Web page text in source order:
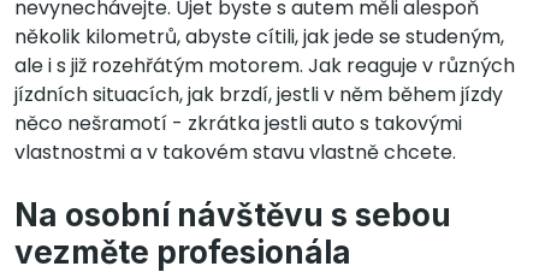
nevynechávejte. Ujet byste s autem měli alespoň
několik kilometrů, abyste cítili, jak jede se studeným,
ale i s již rozehřátým motorem. Jak reaguje v různých
jízdních situacích, jak brzdí, jestli v něm během jízdy
něco nešramotí - zkrátka jestli auto s takovými
vlastnostmi a v takovém stavu vlastně chcete.
Na osobní návštěvu s sebou
vezměte profesionála